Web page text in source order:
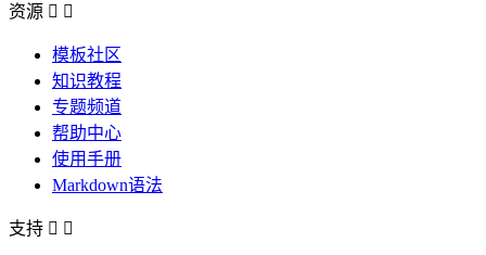
资源  
模板社区
知识教程
专题频道
帮助中心
使用手册
Markdown语法
支持  